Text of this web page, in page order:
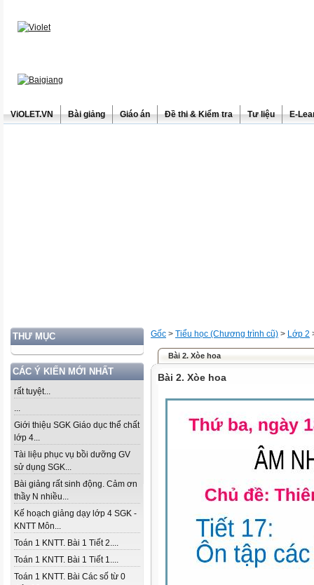
ViOLET.VN Bài giảng Giáo án Đề thi & Kiểm tra Tư liệu E-
THƯ MỤC
CÁC Ý KIẾN MỚI NHẤT
rất tuyệt...
...
Giới thiệu SGK Giáo dục thể chất
lớp 4...
Tài liệu phục vụ bồi dưỡng GV
sử dụng SGK...
Bài giảng rất sinh động. Cảm ơn
thầy N nhiều...
Kế hoạch giảng dạy lớp 4 SGK -
KNTT Môn...
Toán 1 KNTT. Bài 1 Tiết 2....
Toán 1 KNTT. Bài 1 Tiết 1....
Toán 1 KNTT. Bài Các số từ 0
Gốc > Tiểu học (Chương trình cũ) > Lớp 2
Bài 2. Xòe hoa
Bài 2. Xòe hoa